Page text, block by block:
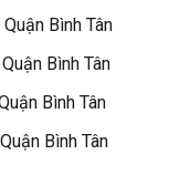
Bình Tân
Bình Tân
Bình Tân
Bình Tân